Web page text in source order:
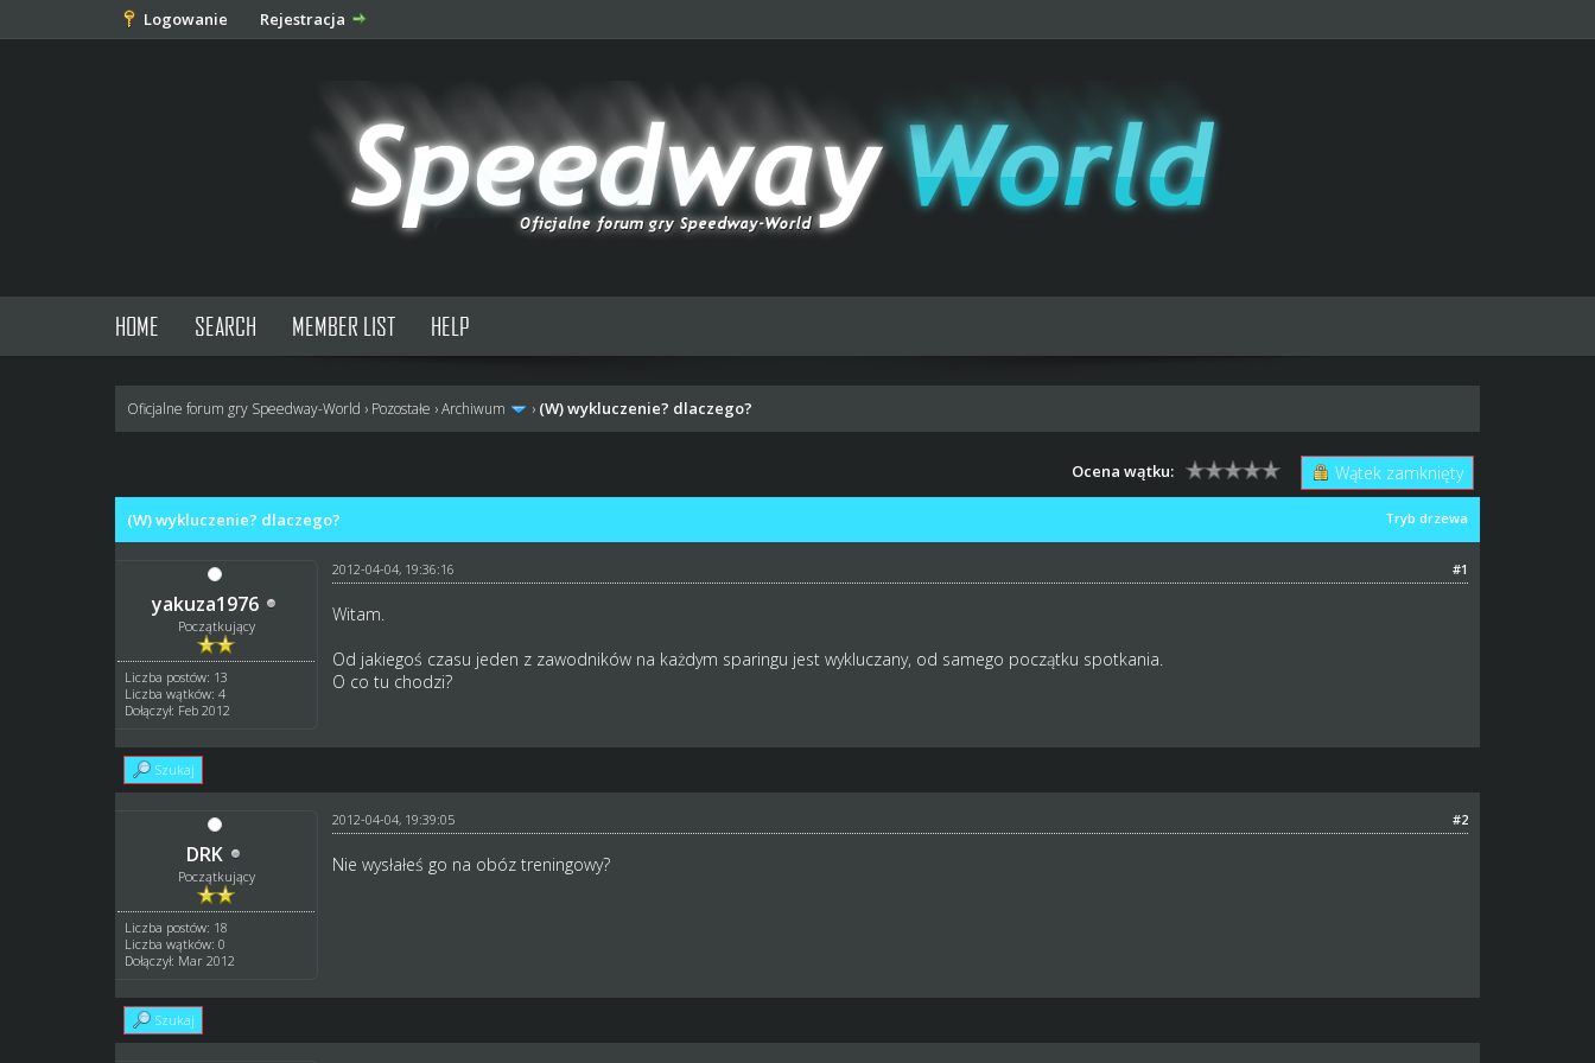
Logowanie Rejestracja
HOME SEARCH MEMBER LIST HELP
Oficjalne forum gry Speedway-World › Pozostałe ›Archiwum › (W) wykluczenie? dlaczego?
Wątek zamknięty
Ocena wątku:
Tryb drzewa
(W) wykluczenie? dlaczego?
yakuza1976
Początkujący
Liczba postów: 13
Liczba wątków: 4
Dołączył: Feb 2012
#1
2012-04-04, 19:36:16
Witam.
Od jakiegoś czasu jeden z zawodników na każdym sparingu jest wykluczany, od samego początku spotkania.
O co tu chodzi?
Szukaj
DRK
Początkujący
Liczba postów: 18
Liczba wątków: 0
Dołączył: Mar 2012
#2
2012-04-04, 19:39:05
Nie wysłałeś go na obóz treningowy?
Szukaj